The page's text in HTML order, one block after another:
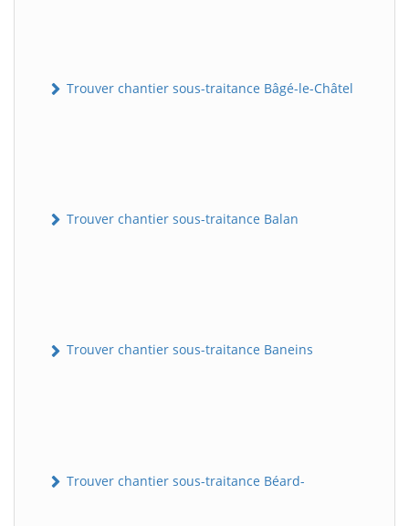
Trouver chantier sous-traitance Bâgé-le-Châtel
Trouver chantier sous-traitance Balan
Trouver chantier sous-traitance Baneins
Trouver chantier sous-traitance Béard-